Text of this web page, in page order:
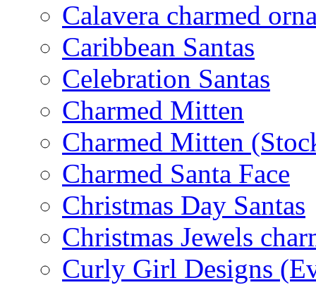
Calavera charmed
Caribbean Santas
Celebration Santas
Charmed Mitten
Charmed Mitten
Charmed Santa Face
Christmas Day Santas
Christmas Jewels
Curly Girl Designs